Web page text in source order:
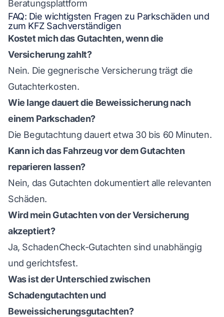
Beratungsplattform
FAQ: Die wichtigsten Fragen zu Parkschäden und
zum KFZ Sachverständigen
Kostet mich das Gutachten, wenn die
Versicherung zahlt?
Nein. Die gegnerische Versicherung trägt die
Gutachterkosten.
Wie lange dauert die Beweissicherung nach
einem Parkschaden?
Die Begutachtung dauert etwa 30 bis 60 Minuten.
Kann ich das Fahrzeug vor dem Gutachten
reparieren lassen?
Nein, das Gutachten dokumentiert alle relevanten
Schäden.
Wird mein Gutachten von der Versicherung
akzeptiert?
Ja, SchadenCheck-Gutachten sind unabhängig
und gerichtsfest.
Was ist der Unterschied zwischen
Schadengutachten und
Beweissicherungsgutachten?